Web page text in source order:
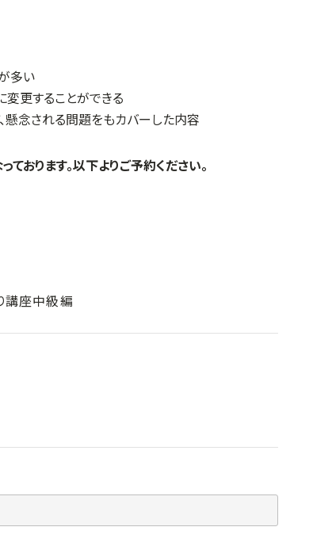
多い
変更することができる
懸念される問題をもカバーした内容
おります。以下よりご予約ください。
講座中級編